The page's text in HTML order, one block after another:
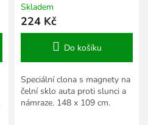
Skladem
224 Kč
Do košíku
Speciální clona s magnety na
čelní sklo auta proti slunci a
námraze. 148 x 109 cm.